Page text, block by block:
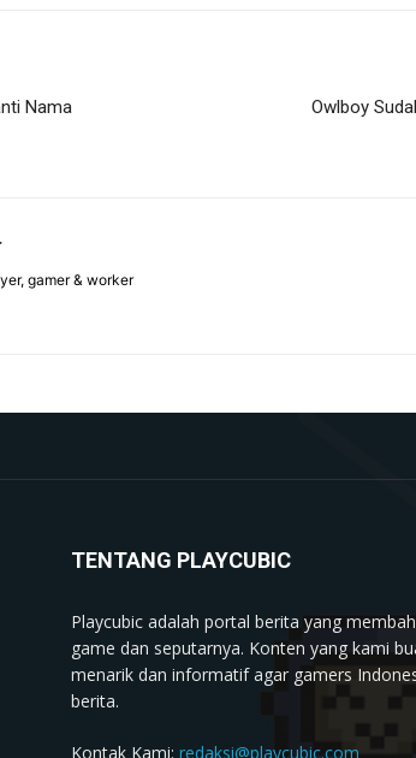
Nama
Owlboy
gamer & worker
TENTANG PLAYCUBIC
Playcubic adalah portal berita yang
game dan seputarnya. Konten yang kami
menarik dan informatif agar gamers
berita.
Kontak Kami: redaksi@playcubic.com